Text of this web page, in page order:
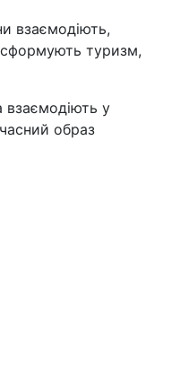
взаємодіють,
туризм,
взаємодіють у
образ